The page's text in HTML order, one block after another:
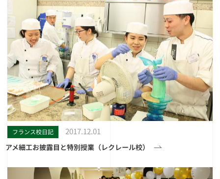
フランス校日記 2017.12.01
アメ細工お披露目と特別授業（レクレール校）